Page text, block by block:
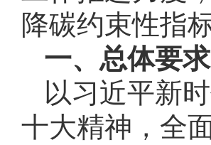
降碳约束性指
一、总体要求
以习近平新
十大精神，全